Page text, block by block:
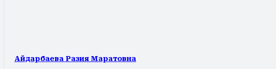
Айдарбаева Разия Маратовна